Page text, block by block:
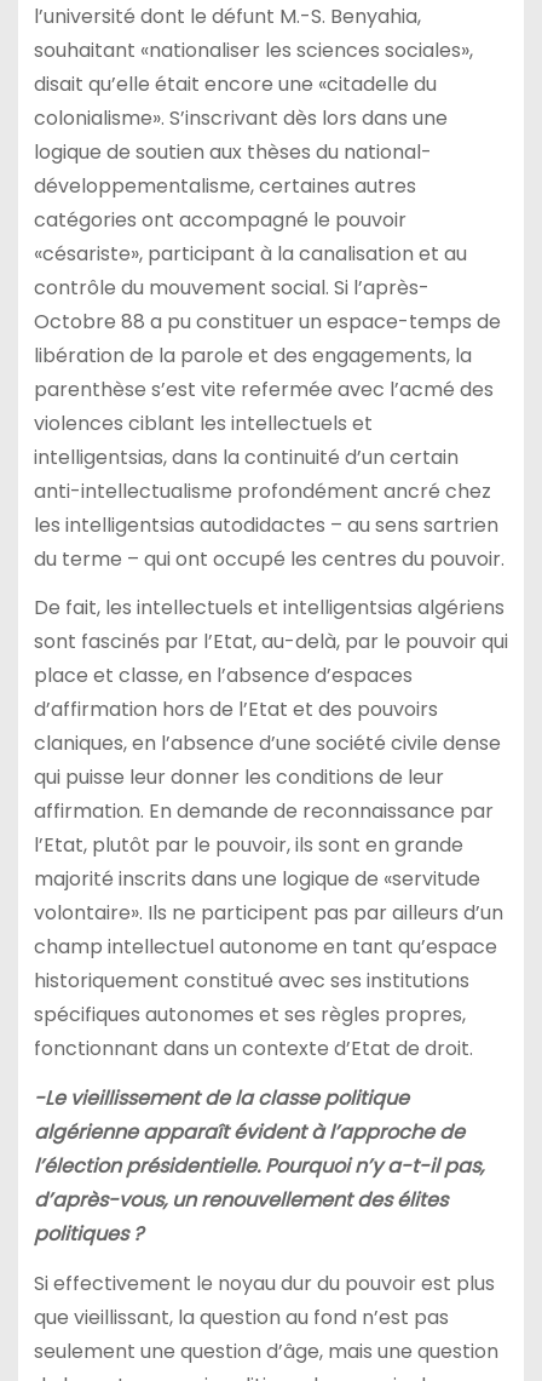
l’université dont le défunt M.-S. Benyahia,
souhaitant «nationaliser les sciences sociales»,
disait qu’elle était encore une «citadelle du
colonialisme». S’inscrivant dès lors dans une
logique de soutien aux thèses du national-
développementalisme, certaines autres
catégories ont accompagné le pouvoir
«césariste», participant à la canalisation et au
contrôle du mouvement social. Si l’après-
Octobre 88 a pu constituer un espace-temps de
libération de la parole et des engagements, la
parenthèse s’est vite refermée avec l’acmé des
violences ciblant les intellectuels et
intelligentsias, dans la continuité d’un certain
anti-intellectualisme profondément ancré chez
les intelligentsias autodidactes – au sens sartrien
du terme – qui ont occupé les centres du pouvoir.
De fait, les intellectuels et intelligentsias algériens
sont fascinés par l’Etat, au-delà, par le pouvoir qui
place et classe, en l’absence d’espaces
d’affirmation hors de l’Etat et des pouvoirs
claniques, en l’absence d’une société civile dense
qui puisse leur donner les conditions de leur
affirmation. En demande de reconnaissance par
l’Etat, plutôt par le pouvoir, ils sont en grande
majorité inscrits dans une logique de «servitude
volontaire». Ils ne participent pas par ailleurs d’un
champ intellectuel autonome en tant qu’espace
historiquement constitué avec ses institutions
spécifiques autonomes et ses règles propres,
fonctionnant dans un contexte d’Etat de droit.
-Le vieillissement de la classe politique
algérienne apparaît évident à l’approche de
l’élection présidentielle. Pourquoi n’y a-t-il pas,
d’après-vous, un renouvellement des élites
politiques ?
Si effectivement le noyau dur du pouvoir est plus
que vieillissant, la question au fond n’est pas
seulement une question d’âge, mais une question